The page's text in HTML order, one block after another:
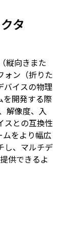
タ
縦向きまた
ォン（折りた
バイスの物理
を開発する際
解像度、入
スとの互換性
ムをより幅広
し、マルチデ
供できるよ